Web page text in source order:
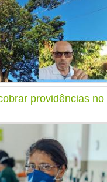
providências no